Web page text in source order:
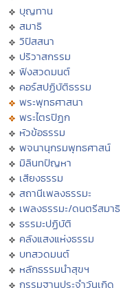
บุญทาน
สมาธิ
วิปัสสนา
ปริวาสกรรม
ฟังสวดมนต์
คอร์สปฏิบัติธรรม
พระพุทธศาสนา
พระไตรปิฏก
หัวข้อธรรม
พจนานุกรมพุทธศาสน์
มิลินทปัญหา
เสียงธรรม
สถานีเพลงธรรมะ
เพลงธรรมะ/ดนตรีสมาธิ
ธรรมะปฏิบัติ
คลังแสงแห่งธรรม
บทสวดมนต์
หลักธรรมนำสุขฯ
กรรมฐานประจำวันเกิด